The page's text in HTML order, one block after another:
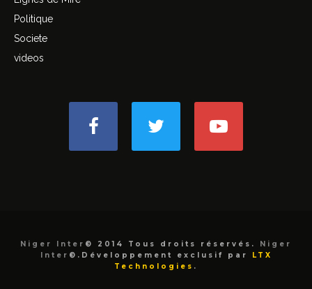
Politique
Societe
videos
Niger Inter © 2014 Tous droits réservés.
Niger
Inter ©.Développement exclusif par
LTX
Technologies .